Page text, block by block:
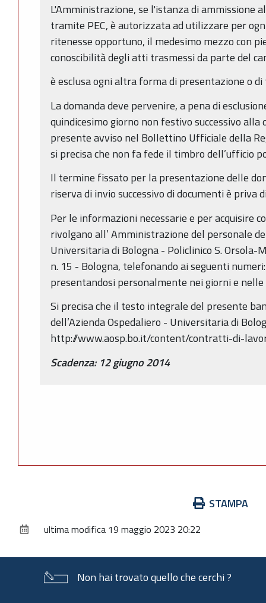
L'Amministrazione, se l'istanza di ammissione
tramite PEC, è autorizzata ad utilizzare per
ritenesse opportuno, il medesimo mezzo con
conoscibilità degli atti trasmessi da parte del
è esclusa ogni altra forma di presentazione o
La domanda deve pervenire, a pena di
quindicesimo giorno non festivo successivo
presente avviso nel Bollettino Ufficiale della
si precisa che non fa fede il timbro dell’ufficio
Il termine fissato per la presentazione delle
riserva di invio successivo di documenti è priva
Per le informazioni necessarie e per acquisire
rivolgano all’ Amministrazione del personale
Universitaria di Bologna - Policlinico S. Orsola-
n. 15 - Bologna, telefonando ai seguenti
presentandosi personalmente nei giorni e
Si precisa che il testo integrale del presente
dell’Azienda Ospedaliero - Universitaria di
http://www.aosp.bo.it/content/contratti-di-
Scadenza: 12 giugno 2014
documento
STAMPA
ultima modifica 19 maggio 2023 20:22
Non hai trovato quello che cerchi ?